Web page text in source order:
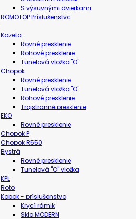
S výsuvnými dvierkami
ROMOTOP Príslušenstvo
Kazeta
Rovné presklenie
Rohové presklenie
Tunelová vložka "O"
Chopok
Rovné presklenie
Tunelová vložka "O"
Rohové presklenie
Trojstranné presklenie
EKO
Rovné presklenie
Chopok P
Chopok R550
Bystrá
Rovné presklenie
Tunelová "O" vložka
KPL
Roto
Kobok - príslušenstvo
Krycí rámik
Sklo MODERN